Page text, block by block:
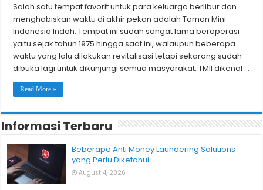
Salah satu tempat favorit untuk para keluarga berlibur dan
menghabiskan waktu di akhir pekan adalah Taman Mini
Indonesia Indah. Tempat ini sudah sangat lama beroperasi
yaitu sejak tahun 1975 hingga saat ini, walaupun beberapa
waktu yang lalu dilakukan revitalisasi tetapi sekarang sudah
dibuka lagi untuk dikunjungi semua masyarakat. TMII dikenal …
Read More »
Informasi Terbaru
Beberapa Anti Money Laundering Solutions
yang Perlu Diketahui
August 4, 2026